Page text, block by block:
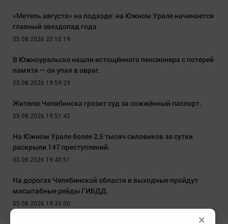
«Метель августа» на подходе: на Южном Урале начинается
главный звездопад года
05.08.2026 20:10:19
В Южноуральске нашли истощённого пенсионера с потерей
памяти — он упал в овраг.
05.08.2026 19:59:29
Жителю Челябинска грозит суд за сожжённый паспорт.
05.08.2026 19:51:42
На Южном Урале более 2,5 тысяч силовиков за сутки
раскрыли 147 преступлений.
05.08.2026 19:43:51
На дорогах Челябинской области в выходные пройдут
масштабные рейды ГИБДД.
05.08.2026 19:35:00
×